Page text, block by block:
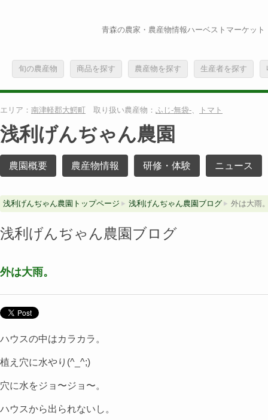
青森の農家・農産物情報ハーベストマーケット
旬の農産物 商品を探す 農産物を探す 生産者を探す
エリア： 南津軽郡大鰐町 取り扱い農産物： ふじ-無袋-、 トマト
浅利げんぢゃん農園
農園概要 農産物情報 研修・体験 ニュース
浅利げんぢゃん農園トップページ 浅利げんぢゃん農園ブログ 外は大雨
浅利げんぢゃん農園ブログ
外は大雨。
ハウスの中はカラカラ。
植え穴に水やり(^_^;)
穴に水をジョ〜ジョ〜。
ハウスから出られないし。